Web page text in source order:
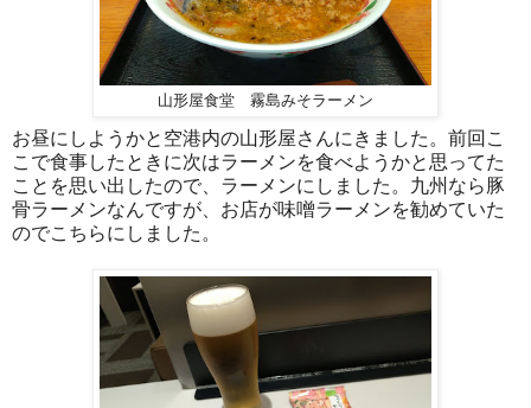
山形屋食堂 霧島みそラーメン
お昼にしようかと空港内の山形屋さんにきました。前回こ
こで食事したときに次はラーメンを食べようかと思ってた
ことを思い出したので、ラーメンにしました。九州なら豚
骨ラーメンなんですが、お店が味噌ラーメンを勧めていた
のでこちらにしました。